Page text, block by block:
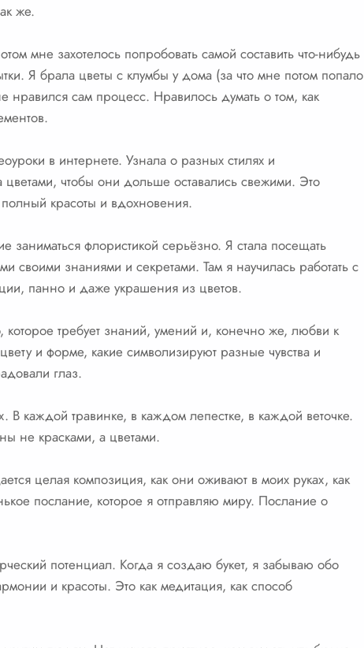
же.
мне захотелось попробовать самой составить что-нибудь
Я брала цветы с клумбы у дома (за что мне потом попало
нравился сам процесс. Нравилось думать о том, как
в интернете. Узнала о разных стилях и
чтобы они дольше оставались свежими. Это
красоты и вдохновения.
флористикой серьёзно. Я стала посещать
своими знаниями и секретами. Там я научилась работать с
панно и даже украшения из цветов.
которое требует знаний, умений и, конечно же, любви к
и форме, какие символизируют разные чувства и
глаз.
каждой травинке, в каждом лепестке, в каждой веточке.
не красками, а цветами.
целая композиция, как они оживают в моих руках, как
послание, которое я отправляю миру. Послание о
потенциал. Когда я создаю букет, я забываю обо
и красоты. Это как медитация, как способ